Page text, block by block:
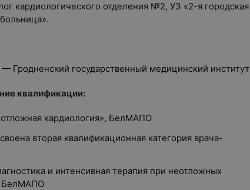
кардиологического отделения №2, УЗ «2-я городская
— Гродненский государственный медицинский институт
квалификации:
кардиология», БелМАПО
вторая квалификационная категория врача-
и интенсивная терапия при неотложных
БелМАПО